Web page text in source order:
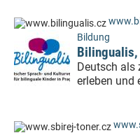
Bildung
Bilingualis,
Deutsch als
erleben und